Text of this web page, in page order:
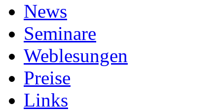
News
Seminare
Weblesungen
Preise
Links